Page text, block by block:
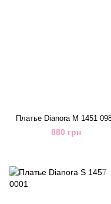
Платье Dianora M 1451
880 грн